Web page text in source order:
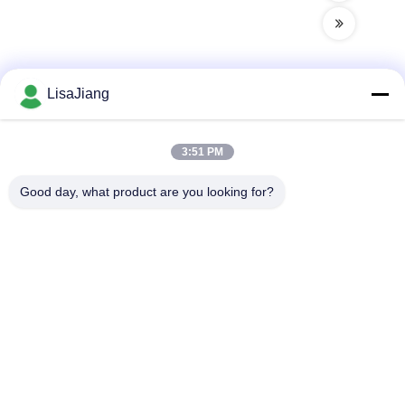
Νο 1, πάροδος 1199, yunping δρόμος, jiading περιοχή,
LisaJiang
3:51 PM
Good day, what product are you looking for?